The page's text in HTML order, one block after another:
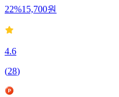
22%15,700원
4.6
(28)